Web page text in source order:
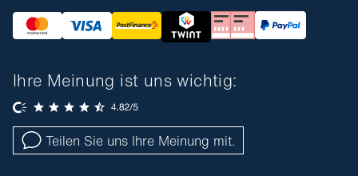
Ihre Meinung ist uns wichtig:
Teilen Sie uns Ihre Meinung mit.